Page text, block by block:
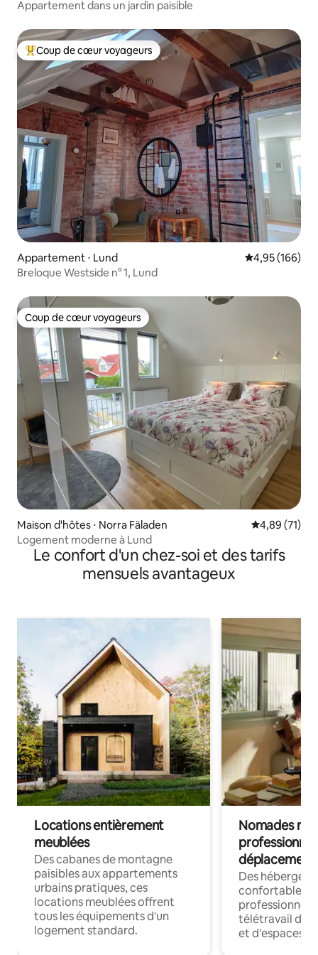
Appartement dans un jardin paisible
Coups de cœur voyageurs les plus appréciés
Coup de cœur voyageurs
Appartement ⋅ Lund Évaluation
4,95 (166)
Breloque Westside n° 1, Lund
Coup de cœur voyageurs
Coup de cœur voyageurs
Maison d'hôtes ⋅ Norra Fäladen Évaluation
4,89 (71)
Logement moderne à Lund
Le confort d'un chez-soi et des tarifs
mensuels avantageux
Locations entièrement
meublées
Des cabanes de montagne
paisibles aux appartements
urbains pratiques, ces
locations meublées offrent
tous les équipements d'un
logement standard.
Nomades
déplacement
Des
confortables
professionnels
télétravail
et d'espaces